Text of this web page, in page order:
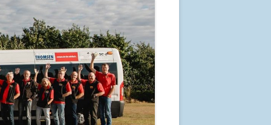
SEINE LAGE
ARBEITSGEMEINSCHAFT „PRO
BÜRGERBUS SCHLESWIG-
HOLSTEIN“